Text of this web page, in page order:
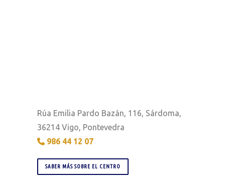
Rúa Emilia Pardo Bazán, 116, Sárdoma,
36214 Vigo, Pontevedra
986 44 12 07
SABER MÁS SOBRE EL CENTRO